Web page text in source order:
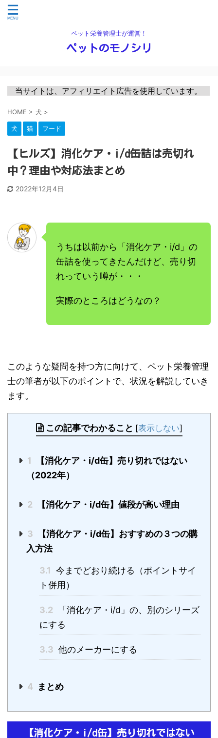
ペット栄養管理士が運営！
ペットのモノシリ
当サイトは、アフィリエイト広告を使用しています。
HOME > 犬 >
犬 猫 フード
【ヒルズ】消化ケア・i/d缶詰は売切れ
中？理由や対応法まとめ
2022年12月4日
うちは以前から「消化ケア・i/d」の
缶詰を使ってきたんだけど、売り切
れっていう噂が・・・
実際のところはどうなの？
このような疑問を持つ方に向けて、ペット栄養管理
士の筆者が以下のポイントで、状況を解説していき
ます。
この記事でわかること [表示しない]
1
【消化ケア・i/d缶】売り切れではない
（2022年）
2 【消化ケア・i/d缶】値段が高い理由
3
【消化ケア・i/d缶】おすすめの３つの購
入方法
3.1 今までどおり続ける（ポイントサイ
ト併用）
3.2
「消化ケア・i/d」の、別のシリーズ
にする
3.3 他のメーカーにする
4 まとめ
【消化ケア・i/d缶】売り切れではない